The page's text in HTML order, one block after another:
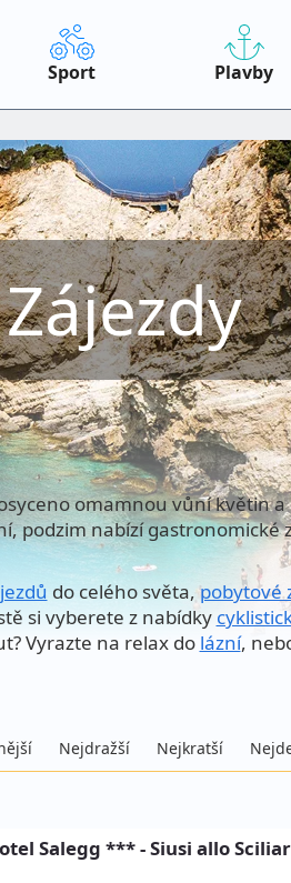
Sport Plavby
Zájezdy
omamnou vůní květin
podzim nabízí gastronomické
do celého světa,pobytové
si vyberete z nabídky
Vyrazte na relax do lázní,
Nejdražší Nejkratší
Salegg *** - Siusi allo Sciliar